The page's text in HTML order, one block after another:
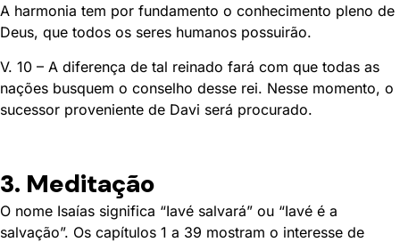
A harmonia tem por fundamento o conhecimento pleno de
Deus, que todos os seres humanos possuirão.
V. 10 – A diferença de tal reinado fará com que todas as
nações busquem o conselho desse rei. Nesse momento, o
sucessor proveniente de Davi será procurado.
3. Meditação
O nome Isaías significa “Iavé salvará” ou “Iavé é a
salvação”. Os capítulos 1 a 39 mostram o interesse de